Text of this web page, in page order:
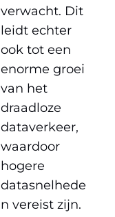
verwacht. Dit
leidt echter
ook tot een
enorme groei
van het
draadloze
dataverkeer,
waardoor
hogere
datasnelhede
n vereist zijn.